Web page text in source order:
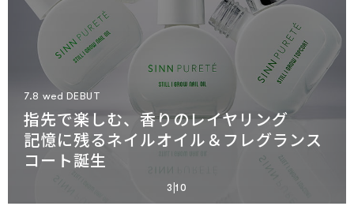
LIPS TOUCH OIL TINT
レモンケーキの香りを纏う、とろ密オイ
ルティント
8.7 fri より先行販売開始
7.23 thu RENEWAL
摩擦レス弾力クレンジング
リニューアル
7.8 wed DEBUT
指先で楽しむ、香りのレイヤリング
記憶に残るネイルオイル＆フレグランス
コート誕生
SPECIAL COLLABORATION
桜田通×SINN PURETÉ
2種の限定ヘアオイル販売中
GIFT SELECTION
記憶に残す香りのギフト
バースデーやお祝いに、香りの贈り物を
12.5 fri DEBUT
WILDSIDE
YOHJI YAMAMOTOコラボ
早くもベスコス9冠達成
艶、指通り、本気のケアも。
香りのレイヤーを楽しむパフュームオイ
ル
悟空のきもちコラボ
まどろみの世界へ誘う
ねむりのための香り
MINDFUL HOMECARE
同じ香り、ふたつの体験。
“整う” ディフューザーと
“味わう” お香。
Ambitious Beauty Serum Foundation
美しい素肌になりすます
美肌錯覚ファンデ
4 |10